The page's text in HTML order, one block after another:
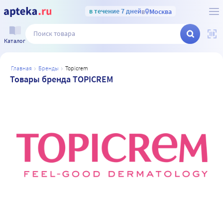
в течение 7 днейв Москва
Каталог
главная бренды topicrem
Товары бренда TOPICREM